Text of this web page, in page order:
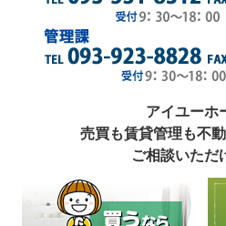
アイユーホ
売買も賃貸管理も不
ご相談いただ